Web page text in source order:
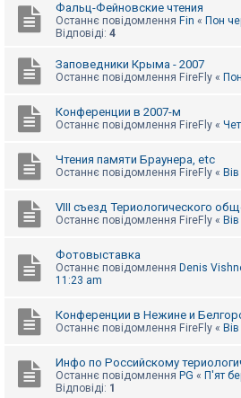
Фальц-Фейновские чтения
Останнє повідомлення Fin « Пон
Відповіді: 4
Заповедники Крыма - 2007
Останнє повідомлення FireFly «
Конференции в 2007-м
Останнє повідомлення FireFly «
Чтения памяти Браунера, etc
Останнє повідомлення FireFly «
VIII съезд Териологического
Останнє повідомлення FireFly «
Фотовыставка
Останнє повідомлення Denis
11:23 am
Конференции в Нежине и
Останнє повідомлення FireFly «
Инфо по Российскому
Останнє повідомлення PG « П'ят
Відповіді: 1